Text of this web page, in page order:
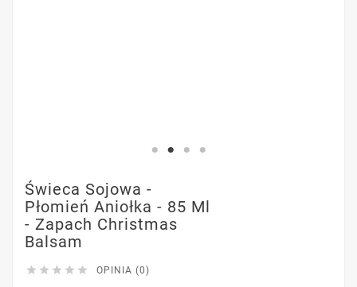
Świeca Sojowa -
Płomień Aniołka - 85 Ml
- Zapach Christmas
Balsam
     OPINIA (0)